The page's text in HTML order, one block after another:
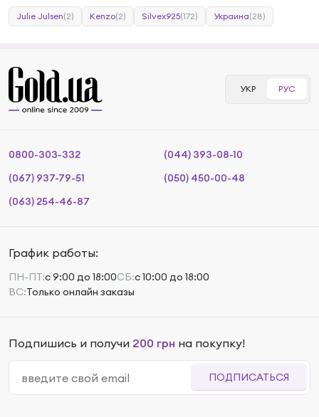
Julie Julsen(2) Kenzo(2) Silvex925(172) Украина(28)
УКР РУС
0800-303-332
(044) 393-08-10
(067) 937-79-51
(050) 450-00-48
(063) 254-46-87
График работы:
ПН-ПТ:с 9:00 до 18:00СБ:с 10:00 до 18:00
ВС:Только онлайн заказы
Подпишись и получи 200 грн на покупку!
ПОДПИСАТЬСЯ